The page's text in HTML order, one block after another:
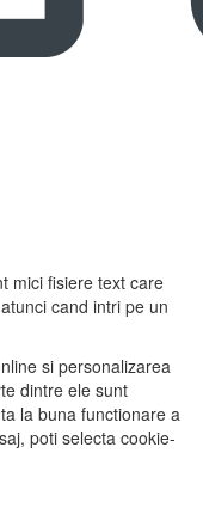
mici fisiere text care
cand intri pe un
si personalizarea
dintre ele sunt
la buna functionare a
poti selecta cookie-